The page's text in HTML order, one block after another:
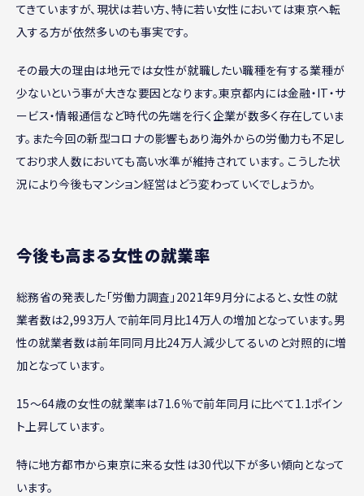
てきていますが、現状は若い方、特に若い女性においては東京へ転
入する方が依然多いのも事実です。
その最大の理由は地元では女性が就職したい職種を有する業種が
少ないという事が大きな要因となります。東京都内には金融・IT・サ
ービス・情報通信など時代の先端を行く企業が数多く存在していま
す。また今回の新型コロナの影響もあり海外からの労働力も不足し
ており求人数においても高い水準が維持されています。 こうした状
況により今後もマンション経営はどう変わっていくでしょうか。
今後も高まる女性の就業率
総務省の発表した「労働力調査」2021年9月分によると、女性の就
業者数は2,993万人で前年同月比14万人の増加となっています。男
性の就業者数は前年同同月比24万人減少してるいのと対照的に増
加となっています。
15～64歳の女性の就業率は71.6％で前年同月に比べて1.1ポイン
ト上昇しています。
特に地方都市から東京に来る女性は30代以下が多い傾向となって
います。